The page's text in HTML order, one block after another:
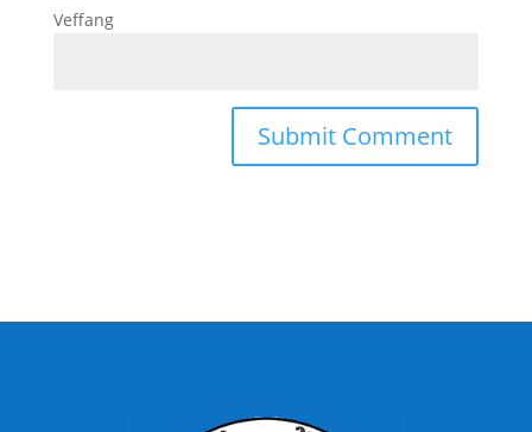
Veffang